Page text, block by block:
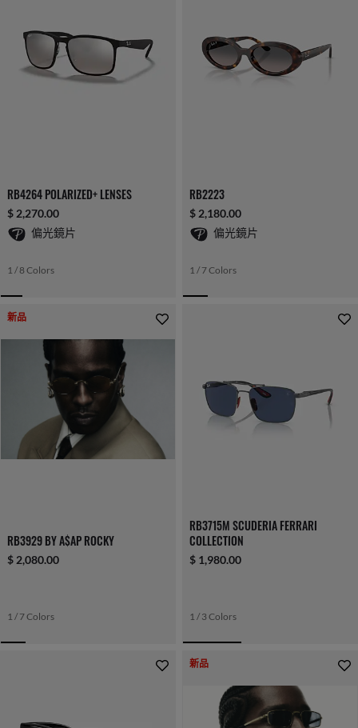
RB4264 POLARIZED+ LENSES
$ 2,270.00
偏光鏡片
1 / 8 Colors
RB2223
$ 2,180.00
偏光鏡片
1 / 7 Colors
新品
RB3929 BY A$AP ROCKY
$ 2,080.00
1 / 7 Colors
RB3715M SCUDERIA FERRARI
COLLECTION
$ 1,980.00
1 / 3 Colors
新品